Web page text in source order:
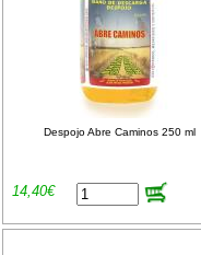
Despojo Abre Caminos 250 ml
14,40€